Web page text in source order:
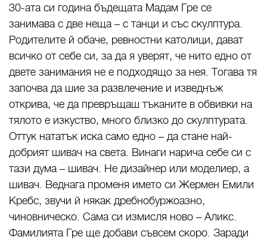
30-ата си година бъдещата Мадам Гре се
занимава с две неща – с танци и със скулптура.
Родителите й обаче, ревностни католици, дават
всичко от себе си, за да я уверят, че нито едно от
двете занимания не е подходящо за нея. Тогава тя
започва да шие за развлечение и изведнъж
открива, че да превръщаш тъканите в обвивки на
тялото е изкуство, много близко до скулптурата.
Оттук нататък иска само едно – да стане най-
добрият шивач на света. Винаги нарича себе си с
тази дума – шивач. Не дизайнер или моделиер, а
шивач. Веднага променя името си Жермен Емили
Кребс, звучи й някак дребнобуржоазно,
чиновническо. Сама си измисля ново – Аликс.
Фамилията Гре ще добави съвсем скоро. Заради